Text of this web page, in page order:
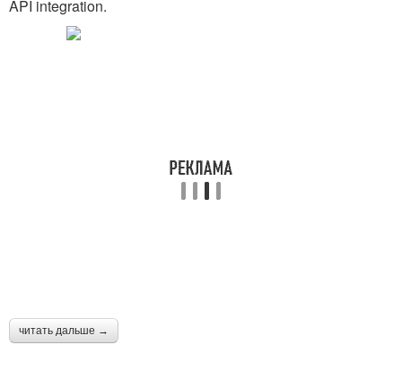
API integration.
читать дальше →